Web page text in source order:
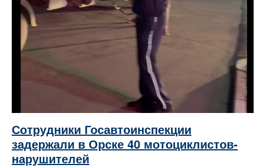
Сотрудники Госавтоинспекции
задержали в Орске 40 мотоциклистов-
нарушителей